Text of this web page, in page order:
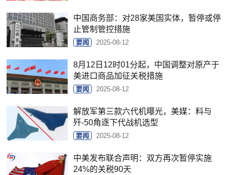
中国商务部：对28家美国实体，暂停或停
止管制管控措施
要闻 2025-08-12
8月12日12时01分起，中国调整对原产于
美进口商品加征关税措施
要闻 2025-08-12
解放军第三款六代机曝光，美媒：料与
歼-50角逐下代战机选型
要闻 2025-08-12
中美发布联合声明：双方再次暂停实施
24%的关税90天